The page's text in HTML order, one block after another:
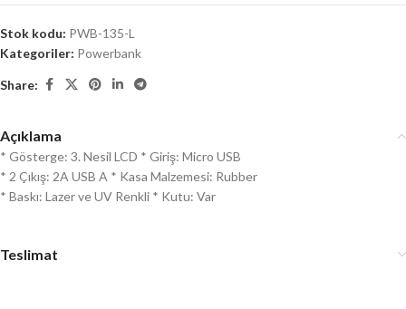
Stok kodu: PWB-135-L
Kategoriler: Powerbank
Share:
Açıklama
* Gösterge: 3. Nesil LCD * Giriş: Micro USB
* 2 Çıkış: 2A USB A * Kasa Malzemesi: Rubber
* Baskı: Lazer ve UV Renkli * Kutu: Var
Teslimat